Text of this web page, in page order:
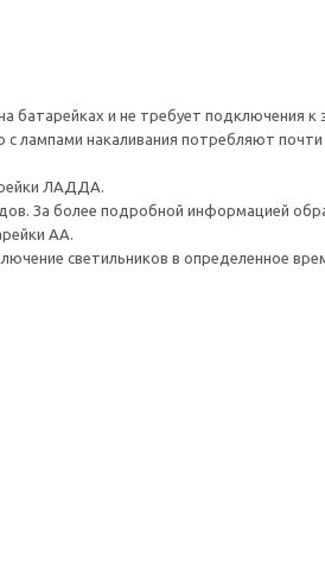
и не требует подключения к
лампами накаливания потребляют
ЛАДДА.
За более подробной информацией
АА.
светильников в определенное